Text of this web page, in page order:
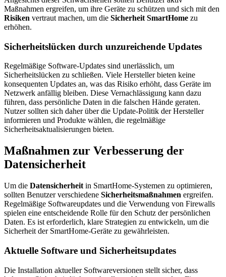
Maßnahmen ergreifen, um ihre Geräte zu schützen und sich mit den
Risiken vertraut machen, um die Sicherheit SmartHome zu
erhöhen.
Sicherheitslücken durch unzureichende Updates
Regelmäßige Software-Updates sind unerlässlich, um
Sicherheitslücken zu schließen. Viele Hersteller bieten keine
konsequenten Updates an, was das Risiko erhöht, dass Geräte im
Netzwerk anfällig bleiben. Diese Vernachlässigung kann dazu
führen, dass persönliche Daten in die falschen Hände geraten.
Nutzer sollten sich daher über die Update-Politik der Hersteller
informieren und Produkte wählen, die regelmäßige
Sicherheitsaktualisierungen bieten.
Maßnahmen zur Verbesserung der
Datensicherheit
Um die Datensicherheit in SmartHome-Systemen zu optimieren,
sollten Benutzer verschiedene Sicherheitsmaßnahmen ergreifen.
Regelmäßige Softwareupdates und die Verwendung von Firewalls
spielen eine entscheidende Rolle für den Schutz der persönlichen
Daten. Es ist erforderlich, klare Strategien zu entwickeln, um die
Sicherheit der SmartHome-Geräte zu gewährleisten.
Aktuelle Software und Sicherheitsupdates
Die Installation aktueller Softwareversionen stellt sicher, dass